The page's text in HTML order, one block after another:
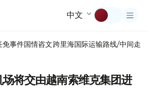
中文
免事件国情咨文跨里海国际运输路线/中间走廊
将交由越南索维克集团进